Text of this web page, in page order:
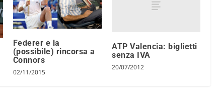
Federer e la
(possibile) rincorsa a
Connors
02/11/2015
ATP Valencia: biglietti
senza IVA
20/07/2012